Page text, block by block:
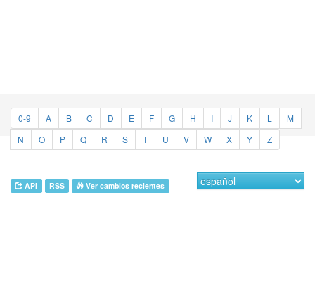
0-9 A B C D E F G H I J K L
M
N
O P Q R S T U V W X Y Z
API RSS Ver cambios recientes